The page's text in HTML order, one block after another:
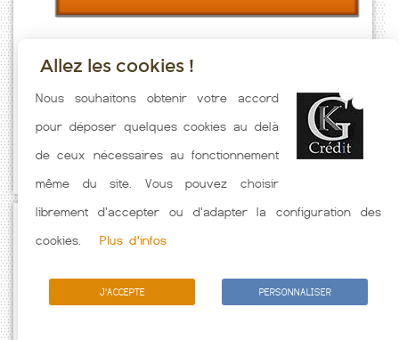
Taux emprunt actualisés (Langatte) toutes les semaines. Taux
Immobilier pratiqués par nos partenaires bancaires. Meilleur Taux
hors assurance. Taux crédit immobilier indicatif fonction des
caractéristiques de l'emprunteur.
Allez les cookies !
Nous souhaitons obtenir votre accord
pour déposer quelques cookies au delà
de ceux nécessaires au fonctionnement
même du site. Vous pouvez choisir
librement d'accepter ou d'adapter la configuration des
cookies.
Plus d'infos
J'ACCEPTE PERSONNALISER